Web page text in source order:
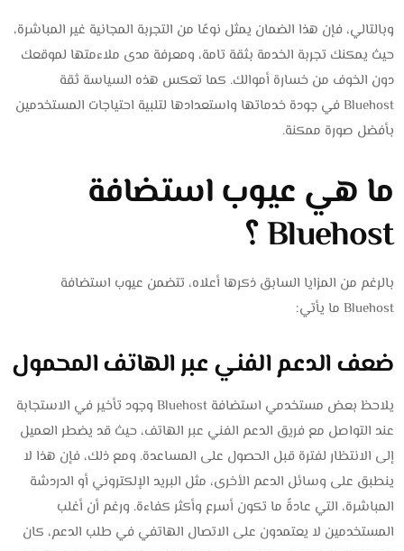
وبالتالي، فإن هذا الضمان يمثل نوعًا من التجربة المجانية غير المباشرة،
حيث يمكنك تجربة الخدمة بثقة تامة، ومعرفة مدى ملاءمتها لموقعك
دون الخوف من خسارة أموالك. كما تعكس هذه السياسة ثقة
Bluehost في جودة خدماتها واستعدادها لتلبية احتياجات المستخدمين
بأفضل صورة ممكنة.
ما هي عيوب استضافة
Bluehost ؟
بالرغم من المزايا السابق ذكرها أعلاه، تتضمن عيوب استضافة
Bluehost ما يأتي:
ضعف الدعم الفني عبر الهاتف المحمول
يلاحظ بعض مستخدمي استضافة Bluehost وجود تأخير في الاستجابة
عند التواصل مع فريق الدعم الفني عبر الهاتف، حيث قد يضطر العميل
إلى الانتظار لفترة قبل الحصول على المساعدة. ومع ذلك، فإن هذا لا
ينطبق على وسائل الدعم الأخرى، مثل البريد الإلكتروني أو الدردشة
المباشرة، التي عادةً ما تكون أسرع وأكثر كفاءة. ورغم أن أغلب
المستخدمين لا يعتمدون على الاتصال الهاتفي في طلب الدعم، كان